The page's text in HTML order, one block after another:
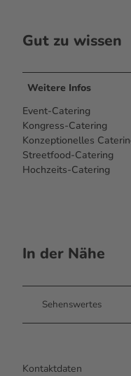
Gut zu wissen
Weitere Infos
Event-Catering
Kongress-Catering
Konzeptionelles
Streetfood-Catering
Hochzeits-Catering
In der Nähe
Sehenswertes
Kontaktdaten